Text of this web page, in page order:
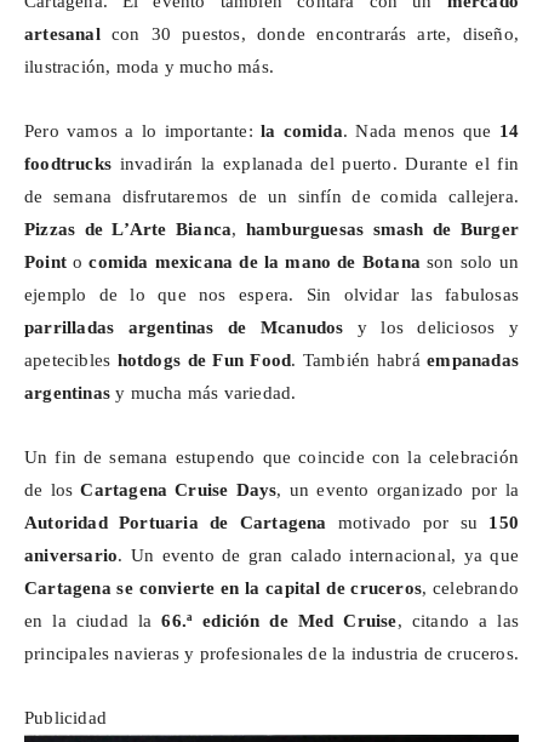
artesanal con 30 puestos, donde encontrarás arte, diseño,
ilustración, moda y mucho más.
Pero vamos a lo importante: la comida. Nada menos que 14
foodtrucks invadirán la explanada del puerto. Durante el fin
de semana disfrutaremos de un sinfín de comida callejera.
Pizzas deL’Arte Bianca, hamburguesas smash de Burger
Point ocomida mexicana de la mano de Botana son solo un
ejemplo de lo que nos espera. Sin olvidar las fabulosas
parrilladas argentinas de Mcanudos y los deliciosos y
apetecibles hotdogs deFun Food. También habráempanadas
argentinas y mucha más variedad.
Un fin de semana estupendo que coincide con la celebración
de losCartagenaCruise Days, un evento organizado por la
Autoridad Portuaria de Cartagena
motivado por su 150
aniversario. Un evento de gran calado internacional, ya que
Cartagena se convierte en la capital de cruceros, celebrando
en la ciudad la66.ª edición de Med Cruise, citando a las
principales navieras y profesionales de la industria de cruceros.
Publicidad